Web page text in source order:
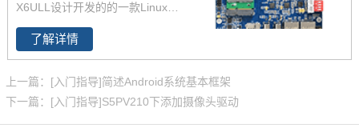
适用于车载电子、电力、医疗、
工业控制、物联网、智能终端等
领域。
X6ULL设计开发的的一款Linux开
发板 ，主频800MHz，体积小，
其核心板仅40*29mm，采用板对
了解详情
上一篇：[入门指导]简述Android系统基本框架
下一篇：[入门指导]S5PV210下添加摄像头驱动